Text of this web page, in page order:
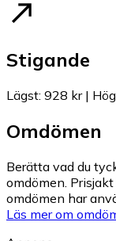
Stigande
Lägst: 928 kr|
Omdömen
Berätta vad du
omdömen.
omdömen har
Läs mer om